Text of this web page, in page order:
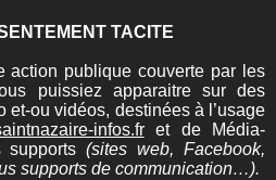
TACITE
action publique couverte par les
puissiez apparaitre sur des
et-ou vidéos, destinées à l’usage
infos.fret de Média-
supports(sites web, Facebook,
supports de communication…).